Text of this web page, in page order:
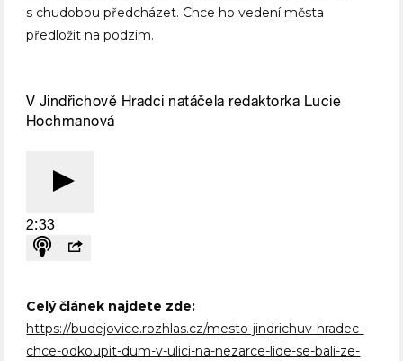
s chudobou předcházet. Chce ho vedení města
předložit na podzim.
Celý článek najdete zde:
https://budejovice.rozhlas.cz/mesto-jindrichuv-hradec-
chce-odkoupit-dum-v-ulici-na-nezarce-lide-se-bali-ze-